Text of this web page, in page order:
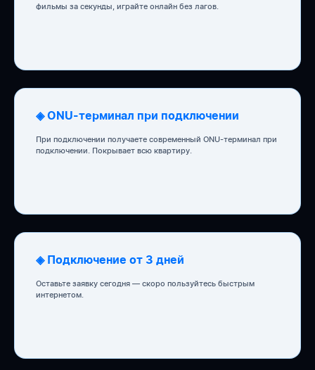
фильмы за секунды, играйте онлайн без лагов.
◈ ONU-терминал при подключении
При подключении получаете современный ONU-терминал при
подключении. Покрывает всю квартиру.
◈ Подключение от 3 дней
Оставьте заявку сегодня — скоро пользуйтесь быстрым
интернетом.